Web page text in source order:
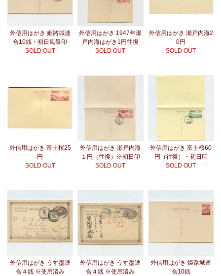
外信用はがき 姫路城連
合10銭・初日風景印
SOLD OUT
外信用はがき 1947年瀬
戸内海はがき1円往復
SOLD OUT
外信用はがき 瀬戸内海2
0円
SOLD OUT
外信用はがき 富士桜25
円
SOLD OUT
外信用はがき 瀬戸内海
１円（往復）※初日印
SOLD OUT
外信用はがき 富士桜60
円（往復）・初日印
SOLD OUT
外信用はがき うす墨連
合４銭 ※使用済み
外信用はがき うす墨連
合４銭 ※使用済み
外信用はがき 姫路城連
合10銭